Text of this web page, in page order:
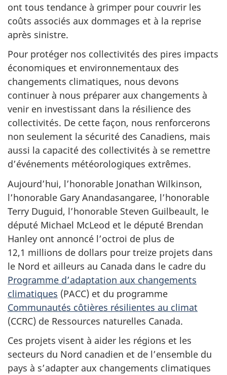
ont tous tendance à grimper pour couvrir les
coûts associés aux dommages et à la reprise
après sinistre.
Pour protéger nos collectivités des pires impacts
économiques et environnementaux des
changements climatiques, nous devons
continuer à nous préparer aux changements à
venir en investissant dans la résilience des
collectivités. De cette façon, nous renforcerons
non seulement la sécurité des Canadiens, mais
aussi la capacité des collectivités à se remettre
d’événements météorologiques extrêmes.
Aujourd’hui, l’honorable Jonathan Wilkinson,
l’honorable Gary Anandasangaree, l’honorable
Terry Duguid, l’honorable Steven Guilbeault, le
député Michael McLeod et le député Brendan
Hanley ont annoncé l’octroi de plus de
12,1 millions de dollars pour treize projets dans
le Nord et ailleurs au Canada dans le cadre du
Programme d’adaptation aux changements
climatiques (PACC) et du programme
Communautés côtières résilientes au climat
(CCRC) de Ressources naturelles Canada.
Ces projets visent à aider les régions et les
secteurs du Nord canadien et de l’ensemble du
pays à s’adapter aux changements climatiques